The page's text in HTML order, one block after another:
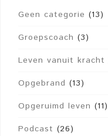
Geen categorie (13)
Groepscoach (3)
Leven vanuit kracht
Opgebrand (13)
Opgeruimd leven (11)
Podcast (26)